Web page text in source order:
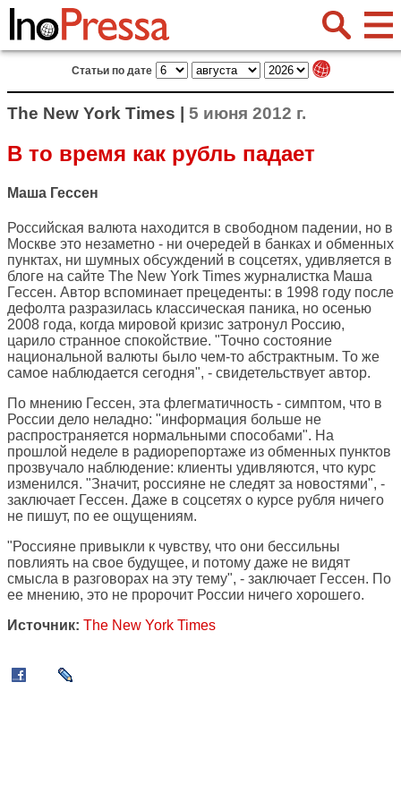
Статьи по дате
The New York Times | 5 июня 2012 г.
В то время как рубль падает
Маша Гессен
Российская валюта находится в свободном падении, но в
Москве это незаметно - ни очередей в банках и обменных
пунктах, ни шумных обсуждений в соцсетях, удивляется в
блоге на сайте The New York Times журналистка Маша
Гессен. Автор вспоминает прецеденты: в 1998 году после
дефолта разразилась классическая паника, но осенью
2008 года, когда мировой кризис затронул Россию,
царило странное спокойствие. "Точно состояние
национальной валюты было чем-то абстрактным. То же
самое наблюдается сегодня", - свидетельствует автор.
По мнению Гессен, эта флегматичность - симптом, что в
России дело неладно: "информация больше не
распространяется нормальными способами". На
прошлой неделе в радиорепортаже из обменных пунктов
прозвучало наблюдение: клиенты удивляются, что курс
изменился. "Значит, россияне не следят за новостями", -
заключает Гессен. Даже в соцсетях о курсе рубля ничего
не пишут, по ее ощущениям.
"Россияне привыкли к чувству, что они бессильны
повлиять на свое будущее, и потому даже не видят
смысла в разговорах на эту тему", - заключает Гессен. По
ее мнению, это не пророчит России ничего хорошего.
Источник: The New York Times